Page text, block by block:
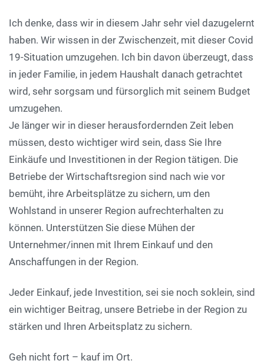
Ich denke, dass wir in diesem Jahr sehr viel dazugelernt
haben. Wir wissen in der Zwischenzeit, mit dieser Covid
19-Situation umzugehen. Ich bin davon überzeugt, dass
in jeder Familie, in jedem Haushalt danach getrachtet
wird, sehr sorgsam und fürsorglich mit seinem Budget
umzugehen.
Je länger wir in dieser herausfordernden Zeit leben
müssen, desto wichtiger wird sein, dass Sie Ihre
Einkäufe und Investitionen in der Region tätigen. Die
Betriebe der Wirtschaftsregion sind nach wie vor
bemüht, ihre Arbeitsplätze zu sichern, um den
Wohlstand in unserer Region aufrechterhalten zu
können. Unterstützen Sie diese Mühen der
Unternehmer/innen mit Ihrem Einkauf und den
Anschaffungen in der Region.
Jeder Einkauf, jede Investition, sei sie noch soklein, sind
ein wichtiger Beitrag, unsere Betriebe in der Region zu
stärken und Ihren Arbeitsplatz zu sichern.
Geh nicht fort – kauf im Ort.